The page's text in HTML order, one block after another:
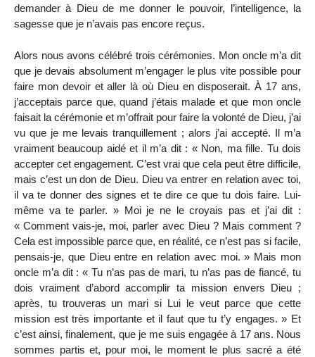
demander à Dieu de me donner le pouvoir, l’intelligence, la
sagesse que je n’avais pas encore reçus.
Alors nous avons célébré trois cérémonies. Mon oncle m’a dit
que je devais absolument m’engager le plus vite possible pour
faire mon devoir et aller là où Dieu en disposerait. À 17 ans,
j’acceptais parce que, quand j’étais malade et que mon oncle
faisait la cérémonie et m’offrait pour faire la volonté de Dieu, j’ai
vu que je me levais tranquillement ; alors j’ai accepté. Il m’a
vraiment beaucoup aidé et il m’a dit : « Non, ma fille. Tu dois
accepter cet engagement. C’est vrai que cela peut être difficile,
mais c’est un don de Dieu. Dieu va entrer en relation avec toi,
il va te donner des signes et te dire ce que tu dois faire. Lui-
même va te parler. » Moi je ne le croyais pas et j’ai dit :
« Comment vais-je, moi, parler avec Dieu ? Mais comment ?
Cela est impossible parce que, en réalité, ce n’est pas si facile,
pensais-je, que Dieu entre en relation avec moi. » Mais mon
oncle m’a dit : « Tu n’as pas de mari, tu n’as pas de fiancé, tu
dois vraiment d’abord accomplir ta mission envers Dieu ;
après, tu trouveras un mari si Lui le veut parce que cette
mission est très importante et il faut que tu t’y engages. » Et
c’est ainsi, finalement, que je me suis engagée à 17 ans. Nous
sommes partis et, pour moi, le moment le plus sacré a été